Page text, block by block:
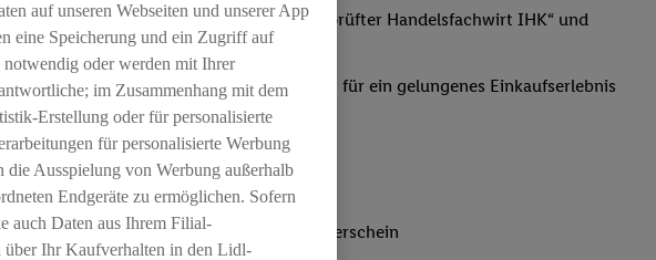
Einzelhandel“ mit der Fortbildung „Geprüfter Handelsfachwirt IHK“ und
Team zu leiten
wir mit Qualität, Frische und Sauberkeit für ein gelungenes Einkaufserlebnis
bist mit vollem Einsatz dabei
kannst
– außerdem erwirbst du den IHK-Ausbilderschein
auf unseren Webseiten und unserer App
eine Speicherung und ein Zugriff auf
oder werden mit Ihrer
im Zusammenhang mit dem
Erstellung oder für personalisierte
für personalisierte Werbung
die Ausspielung von Werbung außerhalb
Endgeräte zu ermöglichen. Sofern
auch Daten aus Ihrem Filial-
über Ihr Kaufverhalten in den Lidl-